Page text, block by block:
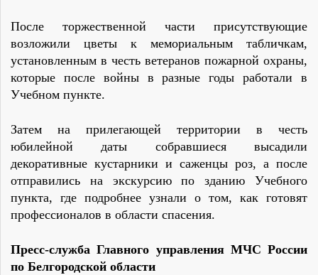
После торжественной части присутствующие
возложили цветы к мемориальным табличкам,
установленным в честь ветеранов пожарной охраны,
которые после войны в разные годы работали в
Учебном пункте.
Затем на прилегающей территории в честь
юбилейной даты собравшиеся высадили
декоративные кустарники и саженцы роз, а после
отправились на экскурсию по зданию Учебного
пункта, где подробнее узнали о том, как готовят
профессионалов в области спасения.
Пресс-служба Главного управления МЧС России
по Белгородской области